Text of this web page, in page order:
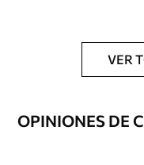
Opciones
adicionales
y/
VER
OPINIONES DE